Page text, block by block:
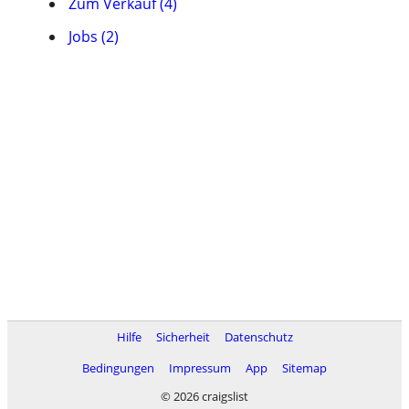
Jobs (2)
Hilfe Sicherheit
Datenschutz
Bedingungen
Impressum App
Sitemap
© 2026 craigslist